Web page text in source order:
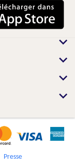
Presse